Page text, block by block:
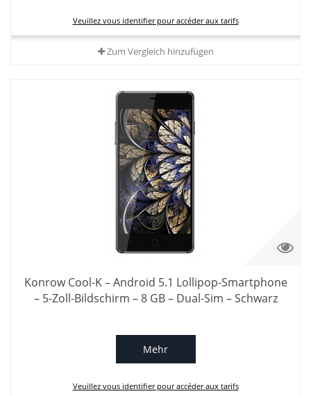
Veuillez vous identifier pour accéder aux tarifs
Zum Vergleich hinzufügen
Konrow Cool-K – Android 5.1 Lollipop-Smartphone
– 5-Zoll-Bildschirm – 8 GB – Dual-Sim – Schwarz
Mehr
Veuillez vous identifier pour accéder aux tarifs